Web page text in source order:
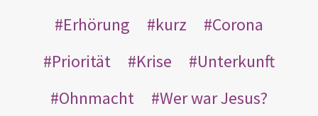
Erhörung
kurz
Corona
Priorität
Krise
Unterkunft
Ohnmacht
Wer war Jesus?